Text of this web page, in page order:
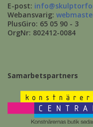
E-post:
Webansvarig:
PlusGiro: 65 05 90 - 3
OrgNr: 802412-0084
Samarbetspartners